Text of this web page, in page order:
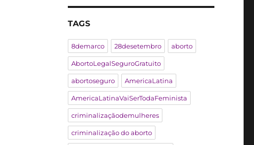
TAGS
8demarco 28desetembro aborto
AbortoLegalSeguroGratuito
abortoseguro AmericaLatina
AmericaLatinaVaiSerTodaFeminista
criminalizaçãodemulheres
criminalização do aborto